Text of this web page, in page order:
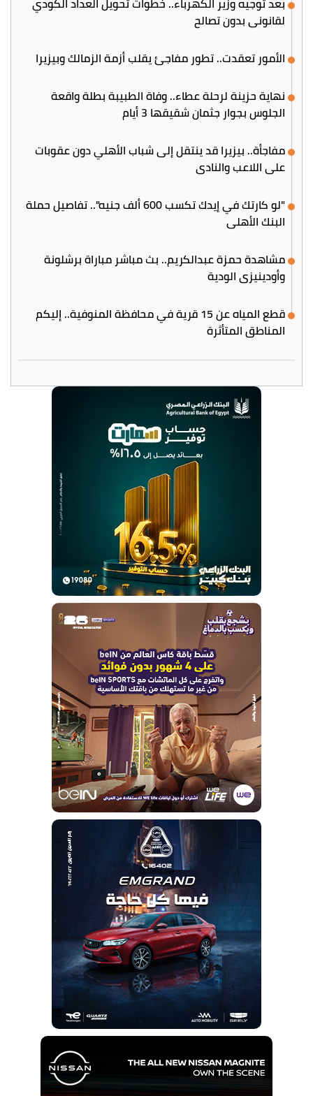
لقانوني بدون تصالح
الأمور تعقدت.. تطور مفاجئ يقلب أزمة الزمالك وبيزيرا
نهاية حزينة لرحلة عطاء.. وفاة الطبيبة بطلة واقعة
الجلوس بجوار جثمان شقيقها 3 أيام
مفاجأة.. بيزيرا قد ينتقل إلى شباب الأهلي دون عقوبات
على اللاعب والنادي
"لو كارتك في إيدك تكسب 600 ألف جنيه".. تفاصيل حملة
البنك الأهلي
مشاهدة حمزة عبدالكريم.. بث مباشر مباراة برشلونة
وأودينيزي الودية
قطع المياه عن 15 قرية في محافظة المنوفية.. إليكم
المناطق المتأثرة